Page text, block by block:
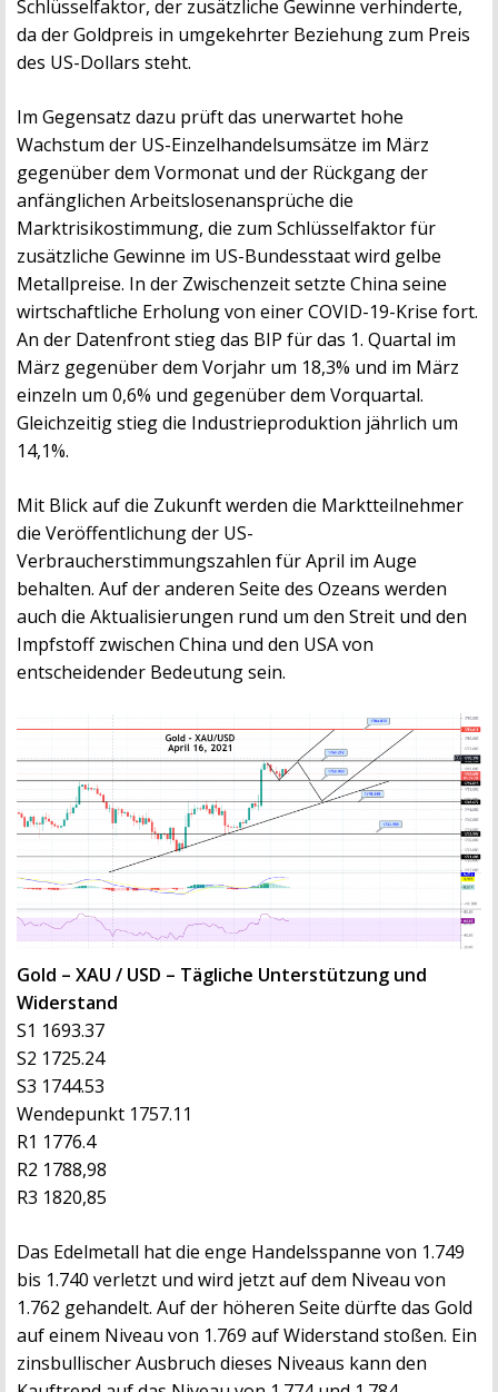
Schlüsselfaktor, der zusätzliche Gewinne verhinderte,
da der Goldpreis in umgekehrter Beziehung zum Preis
des US-Dollars steht.
Im Gegensatz dazu prüft das unerwartet hohe
Wachstum der US-Einzelhandelsumsätze im März
gegenüber dem Vormonat und der Rückgang der
anfänglichen Arbeitslosenansprüche die
Marktrisikostimmung, die zum Schlüsselfaktor für
zusätzliche Gewinne im US-Bundesstaat wird gelbe
Metallpreise. In der Zwischenzeit setzte China seine
wirtschaftliche Erholung von einer COVID-19-Krise fort.
An der Datenfront stieg das BIP für das 1. Quartal im
März gegenüber dem Vorjahr um 18,3% und im März
einzeln um 0,6% und gegenüber dem Vorquartal.
Gleichzeitig stieg die Industrieproduktion jährlich um
14,1%.
Mit Blick auf die Zukunft werden die Marktteilnehmer
die Veröffentlichung der US-
Verbraucherstimmungszahlen für April im Auge
behalten. Auf der anderen Seite des Ozeans werden
auch die Aktualisierungen rund um den Streit und den
Impfstoff zwischen China und den USA von
entscheidender Bedeutung sein.
Gold – XAU / USD – Tägliche Unterstützung und
Widerstand
S1 1693.37
S2 1725.24
S3 1744.53
Wendepunkt 1757.11
R1 1776.4
R2 1788,98
R3 1820,85
Das Edelmetall hat die enge Handelsspanne von 1.749
bis 1.740 verletzt und wird jetzt auf dem Niveau von
1.762 gehandelt. Auf der höheren Seite dürfte das Gold
auf einem Niveau von 1.769 auf Widerstand stoßen. Ein
zinsbullischer Ausbruch dieses Niveaus kann den